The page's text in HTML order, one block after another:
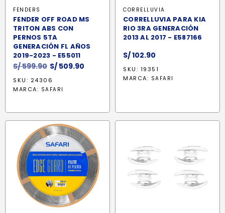
FENDERS
FENDER OFF ROAD MS
TRITON ABS CON
PERNOS 5TA
GENERACIÓN FL AÑOS
2019-2023 - E55011
S/599.90 El
precio
original
S/ 509.90
SKU: 24306
MARCA: SAFARI
CORRELLUVIA
CORRELLUVIA PARA KIA
RIO 3RA GENERACIÓN
2013 AL 2017 - E587166
S/102.90
SKU: 19351
MARCA: SAFARI